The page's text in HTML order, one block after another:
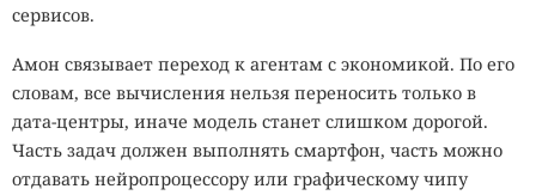
сервисов.
Амон связывает переход к агентам с экономикой. По его
словам, все вычисления нельзя переносить только в
дата-центры, иначе модель станет слишком дорогой.
Часть задач должен выполнять смартфон, часть можно
отдавать нейропроцессору или графическому чипу